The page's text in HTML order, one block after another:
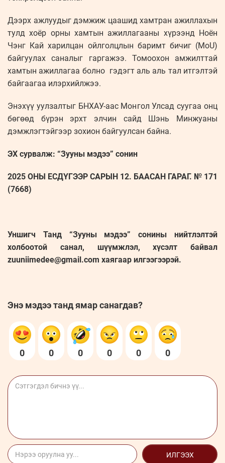
Дээрх ажлуудыг дэмжиж цаашид хамтран ажиллахын
тулд хоёр орны хамтын ажиллагааны хүрээнд Ноён
Чэнг Кай харилцан ойлголцлын баримт бичиг (MoU)
байгуулах саналыг гаргажээ. Томоохон амжилттай
хамтын ажиллагаа болно гэдэгт аль аль тал итгэлтэй
байгаагаа илэрхийлжээ.
Энэхүү уулзалтыг БНХАУ-аас Монгол Улсад суугаа онц
бөгөөд бүрэн эрхт элчин сайд Шэнь Минжуаны
дэмжлэгтэйгээр зохион байгуулсан байна.
ЭХ сурвалж: “Зууны мэдээ” сонин
2025 ОНЫ ЕСДҮГЭЭР САРЫН 12. БААСАН ГАРАГ. № 171
(7668)
Уншигч Танд “Зууны мэдээ” сонины нийтлэлтэй
холбоотой санал, шүүмжлэл, хүсэлт байвал
zuuniimedee@gmail.com хаягаар илгээгээрэй.
Энэ мэдээ танд ямар санагдав?
0 0 0 0 0 0
ИЛГЭЭХ